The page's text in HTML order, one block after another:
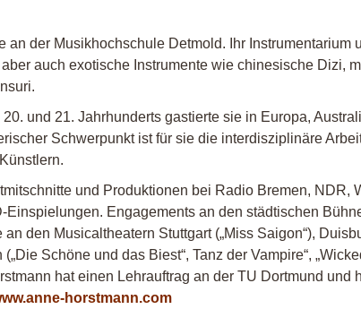
an der Musikhochschule Detmold. Ihr Instrumentarium
auch exotische Instrumente wie chinesische Dizi,
und 21. Jahrhunderts gastierte sie in Europa,
Schwerpunkt ist für sie die interdisziplinäre
und Produktionen bei Radio Bremen, NDR,
Einspielungen. Engagements an den städtischen
den Musicaltheatern Stuttgart („Miss Saigon“),
Schöne und das Biest“, Tanz der Vampire“,
hat einen Lehrauftrag an der TU Dortmund und
horstmann.com